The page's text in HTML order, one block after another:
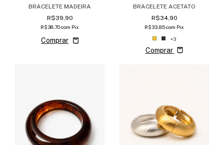
BRACELETE MADEIRA
R$39,90
R$38,70com Pix
BRACELETE ACETATO
R$34,90
R$33,85com Pix
+3
Comprar